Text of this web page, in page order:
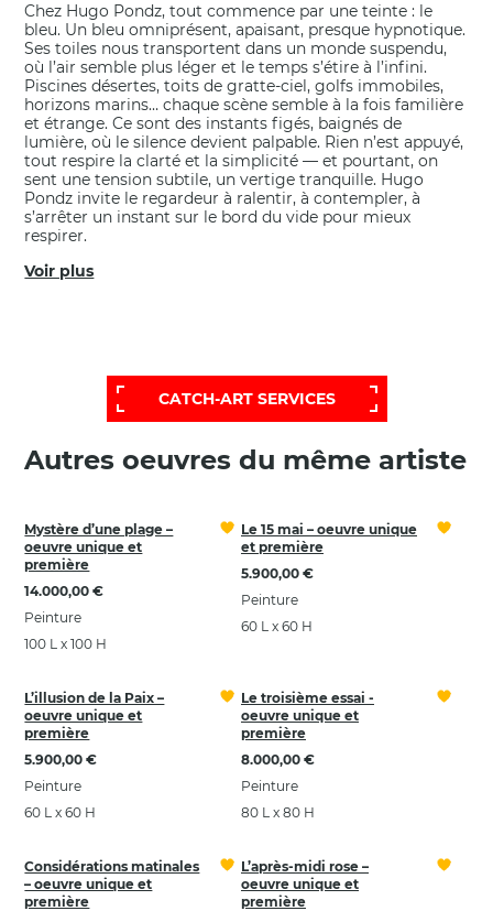
Chez Hugo Pondz, tout commence par une teinte : le
bleu. Un bleu omniprésent, apaisant, presque hypnotique.
Ses toiles nous transportent dans un monde suspendu,
où l’air semble plus léger et le temps s’étire à l’infini.
Piscines désertes, toits de gratte-ciel, golfs immobiles,
horizons marins… chaque scène semble à la fois familière
et étrange. Ce sont des instants figés, baignés de
lumière, où le silence devient palpable. Rien n’est appuyé,
tout respire la clarté et la simplicité — et pourtant, on
sent une tension subtile, un vertige tranquille. Hugo
Pondz invite le regardeur à ralentir, à contempler, à
s’arrêter un instant sur le bord du vide pour mieux
respirer.
Voir plus
CATCH-ART SERVICES
Autres oeuvres du même artiste
Mystère d’une plage –
oeuvre unique et
première
14.000,00 €
Peinture
100 L x 100 H
Le 15 mai – oeuvre unique
et première
5.900,00 €
Peinture
60 L x 60 H
L’illusion de la Paix –
oeuvre unique et
première
5.900,00 €
Peinture
60 L x 60 H
Le troisième essai -
oeuvre unique et
première
8.000,00 €
Peinture
80 L x 80 H
Considérations matinales
– oeuvre unique et
première
L’après-midi rose –
oeuvre unique et
première